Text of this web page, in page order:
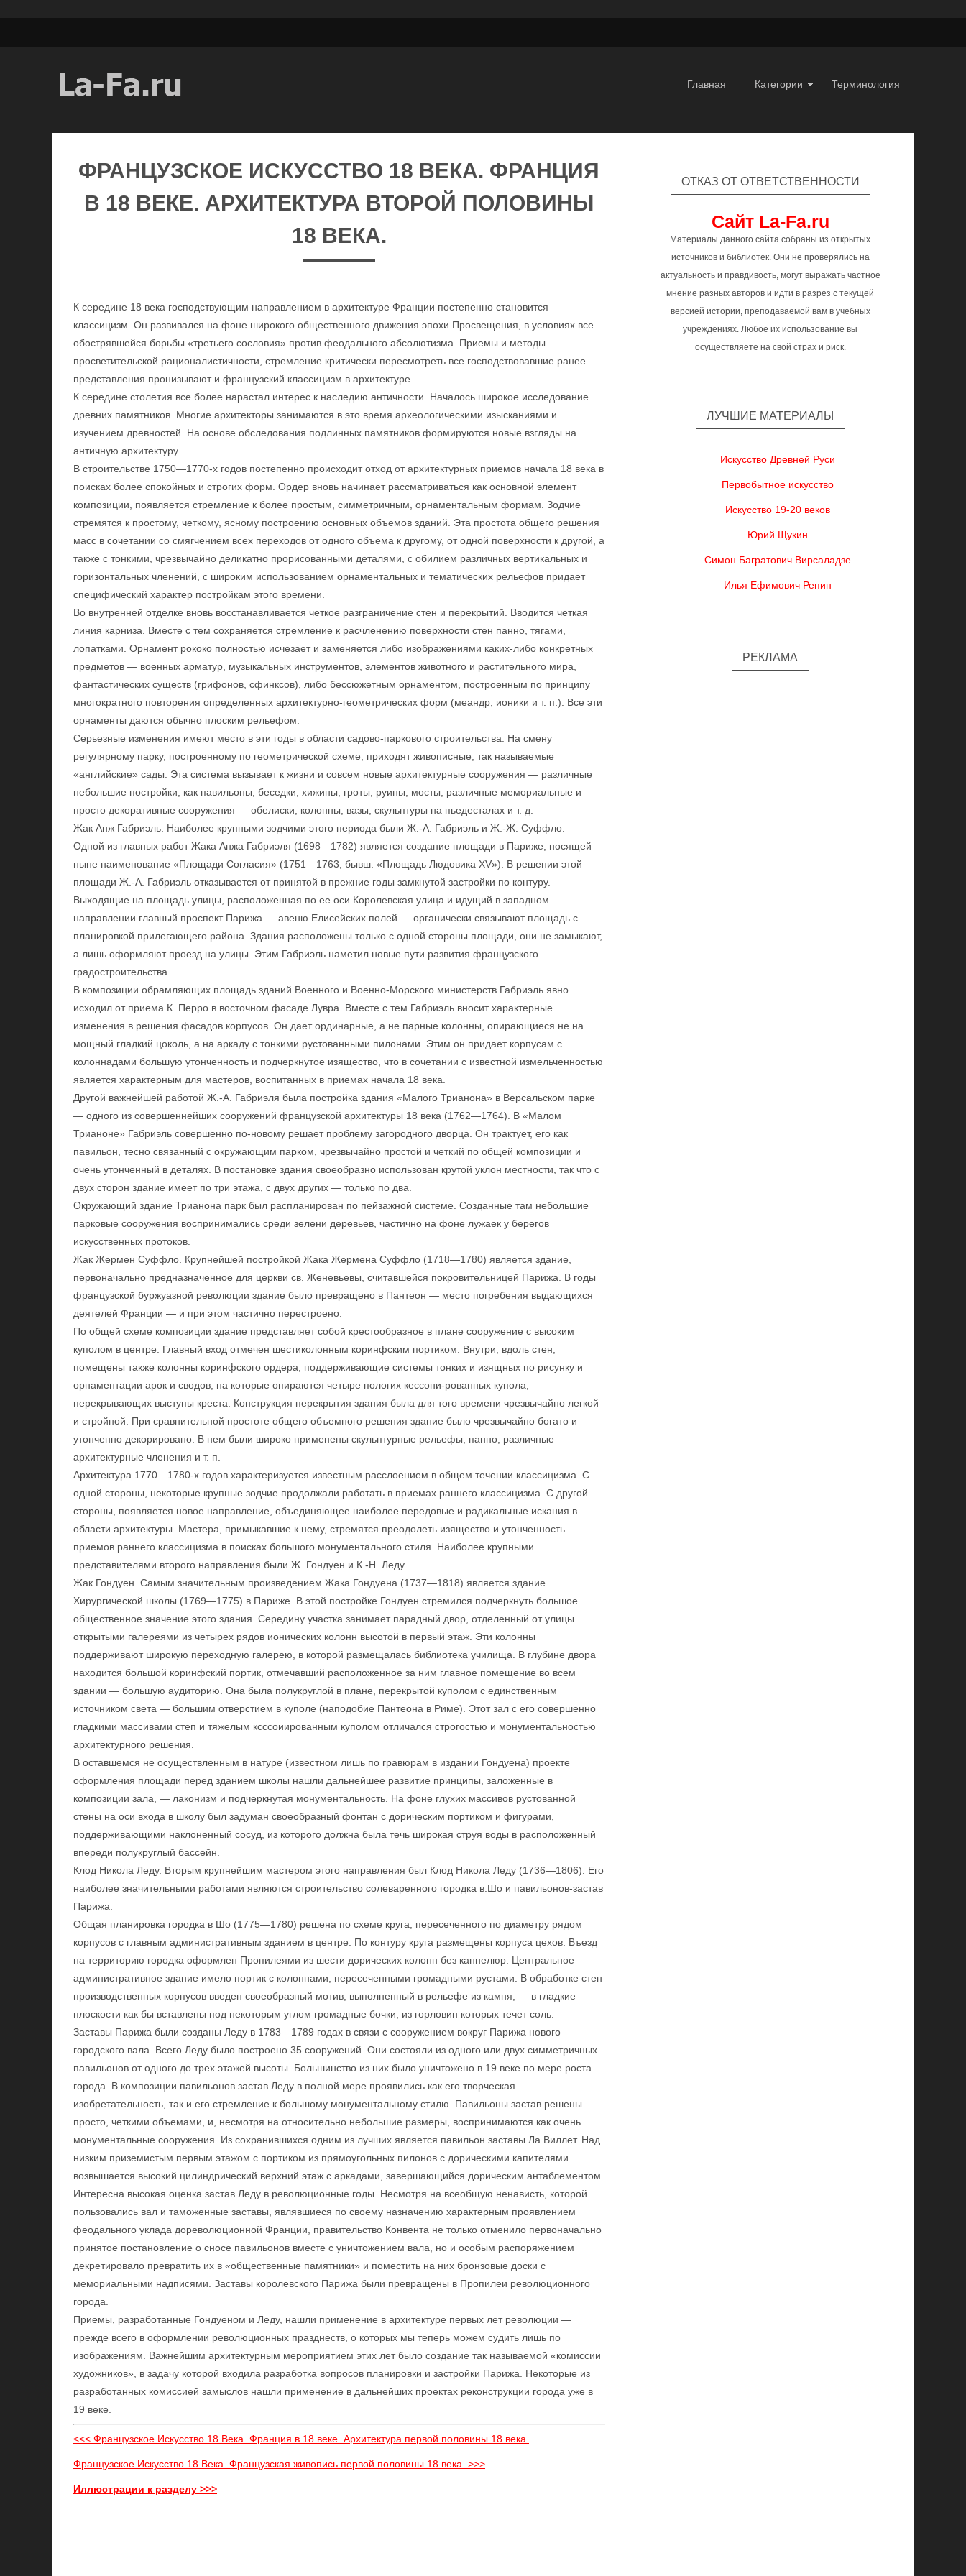
Главная Категории Терминология
ФРАНЦУЗСКОЕ ИСКУССТВО 18 ВЕКА. ФРАНЦИЯ
В 18 ВЕКЕ. АРХИТЕКТУРА ВТОРОЙ ПОЛОВИНЫ
18 ВЕКА.
К середине 18 века господствующим направлением в архитектуре Франции постепенно становится
классицизм. Он развивался на фоне широкого общественного движения эпохи Просвещения, в условиях все
обострявшейся борьбы «третьего сословия» против феодального абсолютизма. Приемы и методы
просветительской рационалистичности, стремление критически пересмотреть все господствовавшие ранее
представления пронизывают и французский классицизм в архитектуре.
К середине столетия все более нарастал интерес к наследию античности. Началось широкое исследование
древних памятников. Многие архитекторы занимаются в это время археологическими изысканиями и
изучением древностей. На основе обследования подлинных памятников формируются новые взгляды на
античную архитектуру.
В строительстве 1750—1770-х годов постепенно происходит отход от архитектурных приемов начала 18 века в
поисках более спокойных и строгих форм. Ордер вновь начинает рассматриваться как основной элемент
композиции, появляется стремление к более простым, симметричным, орнаментальным формам. Зодчие
стремятся к простому, четкому, ясному построению основных объемов зданий. Эта простота общего решения
масс в сочетании со смягчением всех переходов от одного объема к другому, от одной поверхности к другой, а
также с тонкими, чрезвычайно деликатно прорисованными деталями, с обилием различных вертикальных и
горизонтальных членений, с широким использованием орнаментальных и тематических рельефов придает
специфический характер постройкам этого времени.
Во внутренней отделке вновь восстанавливается четкое разграничение стен и перекрытий. Вводится четкая
линия карниза. Вместе с тем сохраняется стремление к расчленению поверхности стен панно, тягами,
лопатками. Орнамент рококо полностью исчезает и заменяется либо изображениями каких-либо конкретных
предметов — военных арматур, музыкальных инструментов, элементов животного и растительного мира,
фантастических существ (грифонов, сфинксов), либо бессюжетным орнаментом, построенным по принципу
многократного повторения определенных архитектурно-геометрических форм (меандр, ионики и т. п.). Все эти
орнаменты даются обычно плоским рельефом.
Серьезные изменения имеют место в эти годы в области садово-паркового строительства. На смену
регулярному парку, построенному по геометрической схеме, приходят живописные, так называемые
«английские» сады. Эта система вызывает к жизни и совсем новые архитектурные сооружения — различные
небольшие постройки, как павильоны, беседки, хижины, гроты, руины, мосты, различные мемориальные и
просто декоративные сооружения — обелиски, колонны, вазы, скульптуры на пьедесталах и т. д.
Жак Анж Габриэль. Наиболее крупными зодчими этого периода были Ж.-А. Габриэль и Ж.-Ж. Суффло.
Одной из главных работ Жака Анжа Габриэля (1698—1782) является создание площади в Париже, носящей
ныне наименование «Площади Согласия» (1751—1763, бывш. «Площадь Людовика XV»). В решении этой
площади Ж.-А. Габриэль отказывается от принятой в прежние годы замкнутой застройки по контуру.
Выходящие на площадь улицы, расположенная по ее оси Королевская улица и идущий в западном
направлении главный проспект Парижа — авеню Елисейских полей — органически связывают площадь с
планировкой прилегающего района. Здания расположены только с одной стороны площади, они не замыкают,
а лишь оформляют проезд на улицы. Этим Габриэль наметил новые пути развития французского
градостроительства.
В композиции обрамляющих площадь зданий Военного и Военно-Морского министерств Габриэль явно
исходил от приема К. Перро в восточном фасаде Лувра. Вместе с тем Габриэль вносит характерные
изменения в решения фасадов корпусов. Он дает ординарные, а не парные колонны, опирающиеся не на
мощный гладкий цоколь, а на аркаду с тонкими рустованными пилонами. Этим он придает корпусам с
колоннадами большую утонченность и подчеркнутое изящество, что в сочетании с известной измельченностью
является характерным для мастеров, воспитанных в приемах начала 18 века.
Другой важнейшей работой Ж.-А. Габриэля была постройка здания «Малого Трианона» в Версальском парке
— одного из совершеннейших сооружений французской архитектуры 18 века (1762—1764). В «Малом
Трианоне» Габриэль совершенно по-новому решает проблему загородного дворца. Он трактует, его как
павильон, тесно связанный с окружающим парком, чрезвычайно простой и четкий по общей композиции и
очень утонченный в деталях. В постановке здания своеобразно использован крутой уклон местности, так что с
двух сторон здание имеет по три этажа, с двух других — только по два.
Окружающий здание Трианона парк был распланирован по пейзажной системе. Созданные там небольшие
парковые сооружения воспринимались среди зелени деревьев, частично на фоне лужаек у берегов
искусственных протоков.
Жак Жермен Суффло. Крупнейшей постройкой Жака Жермена Суффло (1718—1780) является здание,
первоначально предназначенное для церкви св. Женевьевы, считавшейся покровительницей Парижа. В годы
французской буржуазной революции здание было превращено в Пантеон — место погребения выдающихся
деятелей Франции — и при этом частично перестроено.
По общей схеме композиции здание представляет собой крестообразное в плане сооружение с высоким
куполом в центре. Главный вход отмечен шестиколонным коринфским портиком. Внутри, вдоль стен,
помещены также колонны коринфского ордера, поддерживающие системы тонких и изящных по рисунку и
орнаментации арок и сводов, на которые опираются четыре пологих кессони-рованных купола,
перекрывающих выступы креста. Конструкция перекрытия здания была для того времени чрезвычайно легкой
и стройной. При сравнительной простоте общего объемного решения здание было чрезвычайно богато и
утонченно декорировано. В нем были широко применены скульптурные рельефы, панно, различные
архитектурные членения и т. п.
Архитектура 1770—1780-х годов характеризуется известным расслоением в общем течении классицизма. С
одной стороны, некоторые крупные зодчие продолжали работать в приемах раннего классицизма. С другой
стороны, появляется новое направление, объединяющее наиболее передовые и радикальные искания в
области архитектуры. Мастера, примыкавшие к нему, стремятся преодолеть изящество и утонченность
приемов раннего классицизма в поисках большого монументального стиля. Наиболее крупными
представителями второго направления были Ж. Гондуен и К.-Н. Леду.
Жак Гондуен. Самым значительным произведением Жака Гондуена (1737—1818) является здание
Хирургической школы (1769—1775) в Париже. В этой постройке Гондуен стремился подчеркнуть большое
общественное значение этого здания. Середину участка занимает парадный двор, отделенный от улицы
открытыми галереями из четырех рядов ионических колонн высотой в первый этаж. Эти колонны
поддерживают широкую переходную галерею, в которой размещалась библиотека училища. В глубине двора
находится большой коринфский портик, отмечавший расположенное за ним главное помещение во всем
здании — большую аудиторию. Она была полукруглой в плане, перекрытой куполом с единственным
источником света — большим отверстием в куполе (наподобие Пантеона в Риме). Этот зал с его совершенно
гладкими массивами степ и тяжелым ксссоиированным куполом отличался строгостью и монументальностью
архитектурного решения.
В оставшемся не осуществленным в натуре (известном лишь по гравюрам в издании Гондуена) проекте
оформления площади перед зданием школы нашли дальнейшее развитие принципы, заложенные в
композиции зала, — лаконизм и подчеркнутая монументальность. На фоне глухих массивов рустованной
стены на оси входа в школу был задуман своеобразный фонтан с дорическим портиком и фигурами,
поддерживающими наклоненный сосуд, из которого должна была течь широкая струя воды в расположенный
впереди полукруглый бассейн.
Клод Никола Леду. Вторым крупнейшим мастером этого направления был Клод Никола Леду (1736—1806). Его
наиболее значительными работами являются строительство солеваренного городка в.Шо и павильонов-застав
Парижа.
Общая планировка городка в Шо (1775—1780) решена по схеме круга, пересеченного по диаметру рядом
корпусов с главным административным зданием в центре. По контуру круга размещены корпуса цехов. Въезд
на территорию городка оформлен Пропилеями из шести дорических колонн без каннелюр. Центральное
административное здание имело портик с колоннами, пересеченными громадными рустами. В обработке стен
производственных корпусов введен своеобразный мотив, выполненный в рельефе из камня, — в гладкие
плоскости как бы вставлены под некоторым углом громадные бочки, из горловин которых течет соль.
Заставы Парижа были созданы Леду в 1783—1789 годах в связи с сооружением вокруг Парижа нового
городского вала. Всего Леду было построено 35 сооружений. Они состояли из одного или двух симметричных
павильонов от одного до трех этажей высоты. Большинство из них было уничтожено в 19 веке по мере роста
города. В композиции павильонов застав Леду в полной мере проявились как его творческая
изобретательность, так и его стремление к большому монументальному стилю. Павильоны застав решены
просто, четкими объемами, и, несмотря на относительно небольшие размеры, воспринимаются как очень
монументальные сооружения. Из сохранившихся одним из лучших является павильон заставы Ла Виллет. Над
низким приземистым первым этажом с портиком из прямоугольных пилонов с дорическими капителями
возвышается высокий цилиндрический верхний этаж с аркадами, завершающийся дорическим антаблементом.
Интересна высокая оценка застав Леду в революционные годы. Несмотря на всеобщую ненависть, которой
пользовались вал и таможенные заставы, являвшиеся по своему назначению характерным проявлением
феодального уклада дореволюционной Франции, правительство Конвента не только отменило первоначально
принятое постановление о сносе павильонов вместе с уничтожением вала, но и особым распоряжением
декретировало превратить их в «общественные памятники» и поместить на них бронзовые доски с
мемориальными надписями. Заставы королевского Парижа были превращены в Пропилеи революционного
города.
Приемы, разработанные Гондуеном и Леду, нашли применение в архитектуре первых лет революции —
прежде всего в оформлении революционных празднеств, о которых мы теперь можем судить лишь по
изображениям. Важнейшим архитектурным мероприятием этих лет было создание так называемой «комиссии
художников», в задачу которой входила разработка вопросов планировки и застройки Парижа. Некоторые из
разработанных комиссией замыслов нашли применение в дальнейших проектах реконструкции города уже в
19 веке.
<<< Французское Искусство 18 Века. Франция в 18 веке. Архитектура первой половины 18 века.
Французское Искусство 18 Века. Французская живопись первой половины 18 века. >>>
Иллюстрации к разделу >>>
ОТКАЗ ОТ ОТВЕТСТВЕННОСТИ
Сайт La-Fa.ru
Материалы данного сайта собраны из открытых
источников и библиотек. Они не проверялись на
актуальность и правдивость, могут выражать частное
мнение разных авторов и идти в разрез с текущей
версией истории, преподаваемой вам в учебных
учреждениях. Любое их использование вы
осуществляете на свой страх и риск.
ЛУЧШИЕ МАТЕРИАЛЫ
Искусство Древней Руси
Первобытное искусство
Искусство 19-20 веков
Юрий Щукин
Симон Багратович Вирсаладзе
Илья Ефимович Репин
РЕКЛАМА